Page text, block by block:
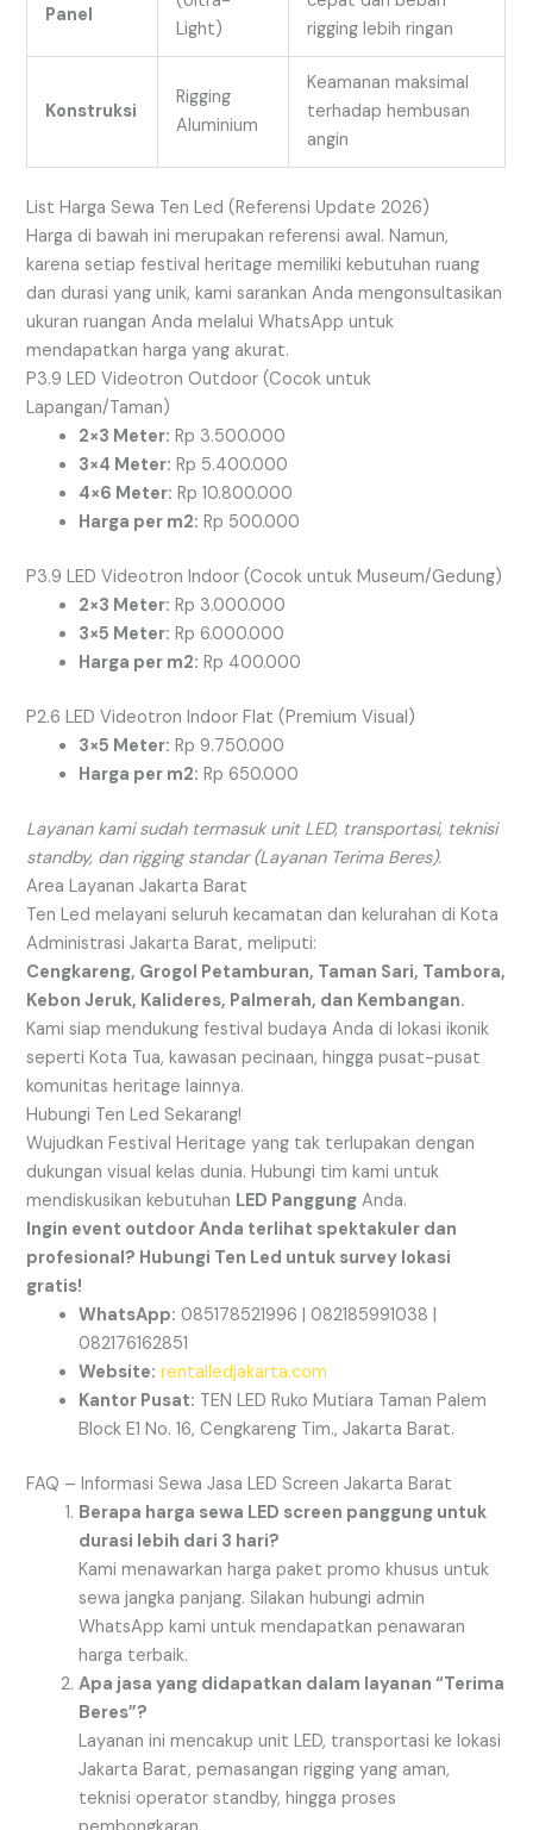
Panel
Light)
rigging lebih ringan
Konstruksi
Rigging
Aluminium
Keamanan maksimal
terhadap hembusan
angin
List Harga Sewa Ten Led (Referensi Update 2026)
Harga di bawah ini merupakan referensi awal. Namun,
karena setiap festival heritage memiliki kebutuhan ruang
dan durasi yang unik, kami sarankan Anda mengonsultasikan
ukuran ruangan Anda melalui WhatsApp untuk
mendapatkan harga yang akurat.
P3.9 LED Videotron Outdoor (Cocok untuk
Lapangan/Taman)
2×3 Meter: Rp 3.500.000
3×4 Meter: Rp 5.400.000
4×6 Meter: Rp 10.800.000
Harga per m2: Rp 500.000
P3.9 LED Videotron Indoor (Cocok untuk Museum/Gedung)
2×3 Meter: Rp 3.000.000
3×5 Meter: Rp 6.000.000
Harga per m2: Rp 400.000
P2.6 LED Videotron Indoor Flat (Premium Visual)
3×5 Meter: Rp 9.750.000
Harga per m2: Rp 650.000
Layanan kami sudah termasuk unit LED, transportasi, teknisi
standby, dan rigging standar (Layanan Terima Beres).
Area Layanan Jakarta Barat
Ten Led melayani seluruh kecamatan dan kelurahan di Kota
Administrasi Jakarta Barat, meliputi:
Cengkareng, Grogol Petamburan, Taman Sari, Tambora,
Kebon Jeruk, Kalideres, Palmerah, dan Kembangan.
Kami siap mendukung festival budaya Anda di lokasi ikonik
seperti Kota Tua, kawasan pecinaan, hingga pusat-pusat
komunitas heritage lainnya.
Hubungi Ten Led Sekarang!
Wujudkan Festival Heritage yang tak terlupakan dengan
dukungan visual kelas dunia. Hubungi tim kami untuk
mendiskusikan kebutuhan LED Panggung Anda.
Ingin event outdoor Anda terlihat spektakuler dan
profesional? Hubungi Ten Led untuk survey lokasi
gratis!
WhatsApp: 085178521996 | 082185991038 |
082176162851
Website: rentalledjakarta.com
Kantor Pusat: TEN LED Ruko Mutiara Taman Palem
Block E1 No. 16, Cengkareng Tim., Jakarta Barat.
FAQ – Informasi Sewa Jasa LED Screen Jakarta Barat
Berapa harga sewa LED screen panggung untuk
durasi lebih dari 3 hari?
Kami menawarkan harga paket promo khusus untuk
sewa jangka panjang. Silakan hubungi admin
WhatsApp kami untuk mendapatkan penawaran
harga terbaik.
Apa jasa yang didapatkan dalam layanan “Terima
Beres”?
Layanan ini mencakup unit LED, transportasi ke lokasi
Jakarta Barat, pemasangan rigging yang aman,
teknisi operator standby, hingga proses